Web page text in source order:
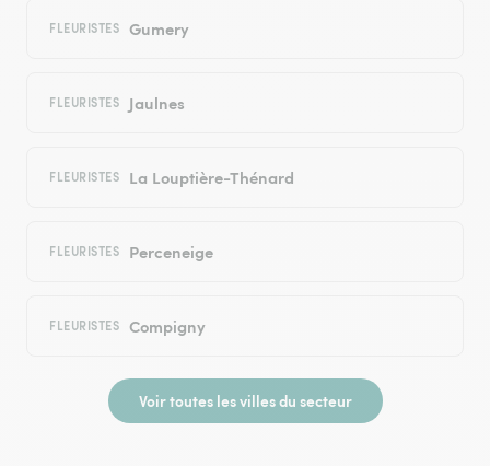
FLEURISTES Gumery
FLEURISTES Jaulnes
FLEURISTES La Louptière-Thénard
FLEURISTES Perceneige
FLEURISTES Compigny
Voir toutes les villes du secteur